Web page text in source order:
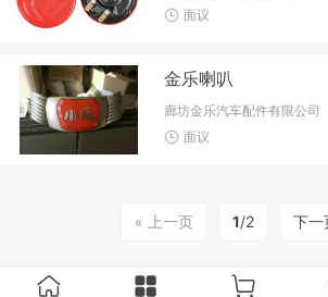
面议
金乐喇叭
廊坊金乐汽车配件有限公司
面议
« 上一页 1/2 下一